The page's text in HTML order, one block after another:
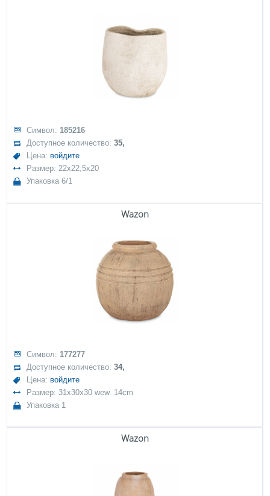
Символ: 185216
Доступное количество:35,
Цена: войдите
Размер: 22x22,5x20
Упаковка 6/1
Wazon
Символ: 177277
Доступное количество:34,
Цена: войдите
Размер: 31x30x30 wew. 14cm
Упаковка 1
Wazon